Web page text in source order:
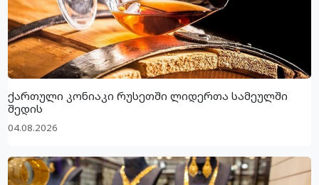
ქართული კონიაკი რუსეთში ლიდერთა სამეულში
შედის
04.08.2026